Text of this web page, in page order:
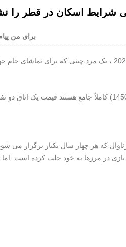
شرایط اسکان در قطر را
برای من
در 20 نوامبر 2022 ، یک مرد چینی که
که هر چهار سال یکبار برگزار می
در مرزها به خود جلب کرده است. اما